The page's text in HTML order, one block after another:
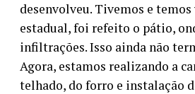
desenvolveu. Tivemos e
estadual, foi refeito o pátio,
infiltrações. Isso ainda não
Agora, estamos realizando a
telhado, do forro e instalação